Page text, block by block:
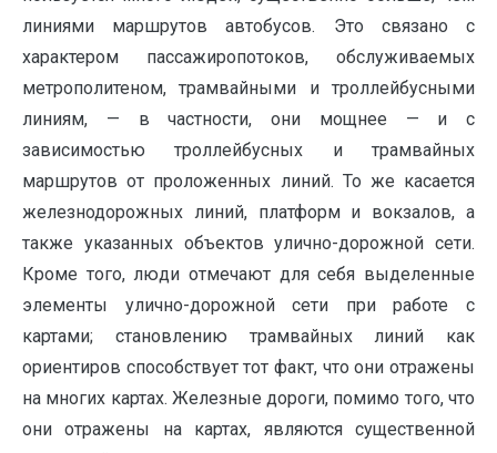
линиями маршрутов автобусов. Это связано с
характером пассажиропотоков, обслуживаемых
метрополитеном, трамвайными и троллейбусными
линиям, — в частности, они мощнее — и с
зависимостью троллейбусных и трамвайных
маршрутов от проложенных линий. То же касается
железнодорожных линий, платформ и вокзалов, а
также указанных объектов улично-дорожной сети.
Кроме того, люди отмечают для себя выделенные
элементы улично-дорожной сети при работе с
картами; становлению трамвайных линий как
ориентиров способствует тот факт, что они отражены
на многих картах. Железные дороги, помимо того, что
они отражены на картах, являются существенной